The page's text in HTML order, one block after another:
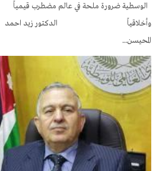
الوسطية ضرورة ملحة في عالم مضطرب قيمياً
وأخلاقياً الدكتور زيد احمد
المحيسن...